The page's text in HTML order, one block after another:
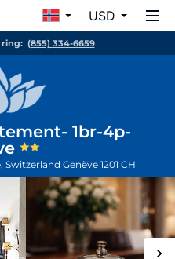
USD
ring: (855) 334-6659
1br-4p-
Switzerland Genève 1201 CH